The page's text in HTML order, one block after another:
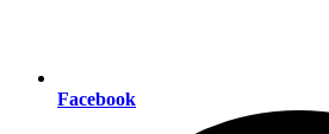
Facebook